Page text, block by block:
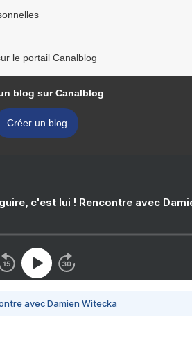
le portail Canalblog
blog sur Canalblog
Créer un blog
c'est lui ! Rencontre avec
avec Damien Witecka